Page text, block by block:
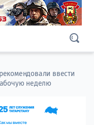
ввести
неделю